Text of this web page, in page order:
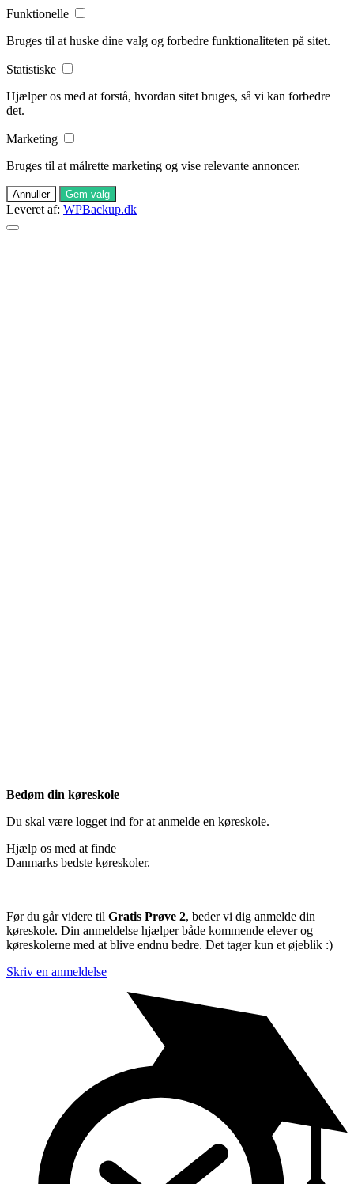
Funktionelle
Bruges til at huske dine valg og forbedre funktionaliteten på sitet.
Statistiske
Hjælper os med at forstå, hvordan sitet bruges, så vi kan forbedre
det.
Marketing
Bruges til at målrette marketing og vise relevante annoncer.
Annuller Gem valg
Leveret af: WPBackup.dk
Bedøm din køreskole
Du skal være logget ind for at anmelde en køreskole.
Hjælp os med at finde
Danmarks bedste køreskoler.
Før du går videre til Gratis Prøve 2, beder vi dig anmelde din
køreskole. Din anmeldelse hjælper både kommende elever og
køreskolerne med at blive endnu bedre. Det tager kun et øjeblik :)
Skriv en anmeldelse